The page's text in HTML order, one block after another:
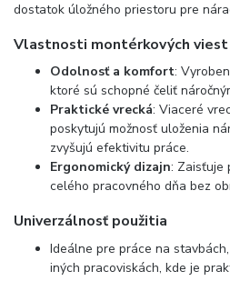
dostatok úložného priestoru pre
Vlastnosti montérkových viest
Odolnosť a komfort:
ktoré sú schopné čeliť
Praktické vrecká: Viaceré
poskytujú možnosť uloženia
zvyšujú efektivitu práce.
Ergonomický dizajn: Zaisťuje
celého pracovného dňa bez
Univerzálnosť použitia
Ideálne pre práce na
iných pracoviskách, kde je